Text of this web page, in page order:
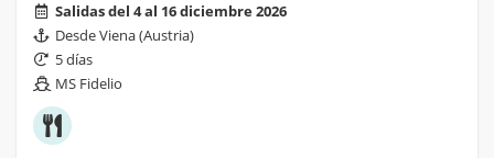
Salidas del 4 al 16 diciembre 2026
Desde Viena (Austria)
5 días
MS Fidelio